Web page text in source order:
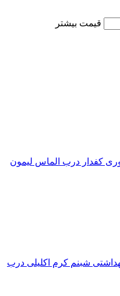
قیمت بیشتر
کفدار درب الماس لیمون
شبنم کرم اکلیلی درب